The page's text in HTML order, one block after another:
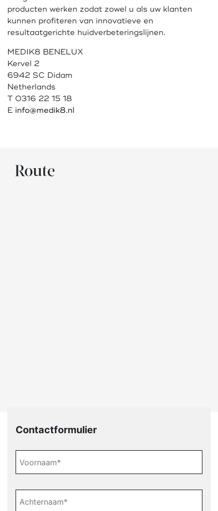
producten werken zodat zowel u als uw klanten
kunnen profiteren van innovatieve en
resultaatgerichte huidverbeteringslijnen.
MEDIK8 BENELUX
Kervel 2
6942 SC Didam
Netherlands
T 0316 22 15 18
E info@medik8.nl
Route
Contactformulier
Voornaam *
Achternaam *